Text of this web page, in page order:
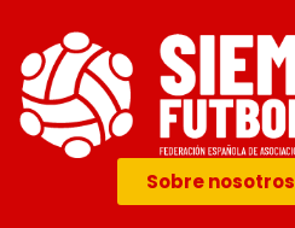
Sobre nosotros